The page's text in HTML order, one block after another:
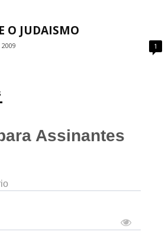
O JUDAISMO
1
Assinantes